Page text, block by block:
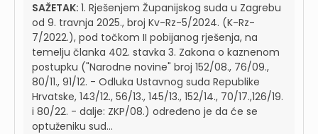
SAŽETAK: 1. Rješenjem Županijskog suda u Zagrebu
od 9. travnja 2025., broj Kv-Rz-5/2024. (K-Rz-
7/2022.), pod točkom II pobijanog rješenja, na
temelju članka 402. stavka 3. Zakona o kaznenom
postupku ("Narodne novine" broj 152/08., 76/09.,
80/11., 91/12. - Odluka Ustavnog suda Republike
Hrvatske, 143/12., 56/13., 145/13., 152/14., 70/17.,126/19.
i 80/22. - dalje: ZKP/08.) određeno je da će se
optuženiku sud...